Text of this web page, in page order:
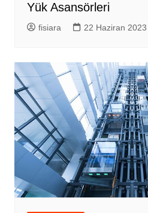
Yük Asansörleri
fisiara 22 Haziran 2023